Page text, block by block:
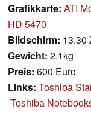
Grafikkarte: ATI
HD 5470
Bildschirm: 13.30
Gewicht: 2.1kg
Preis: 600 Euro
Links: Toshiba
Toshiba